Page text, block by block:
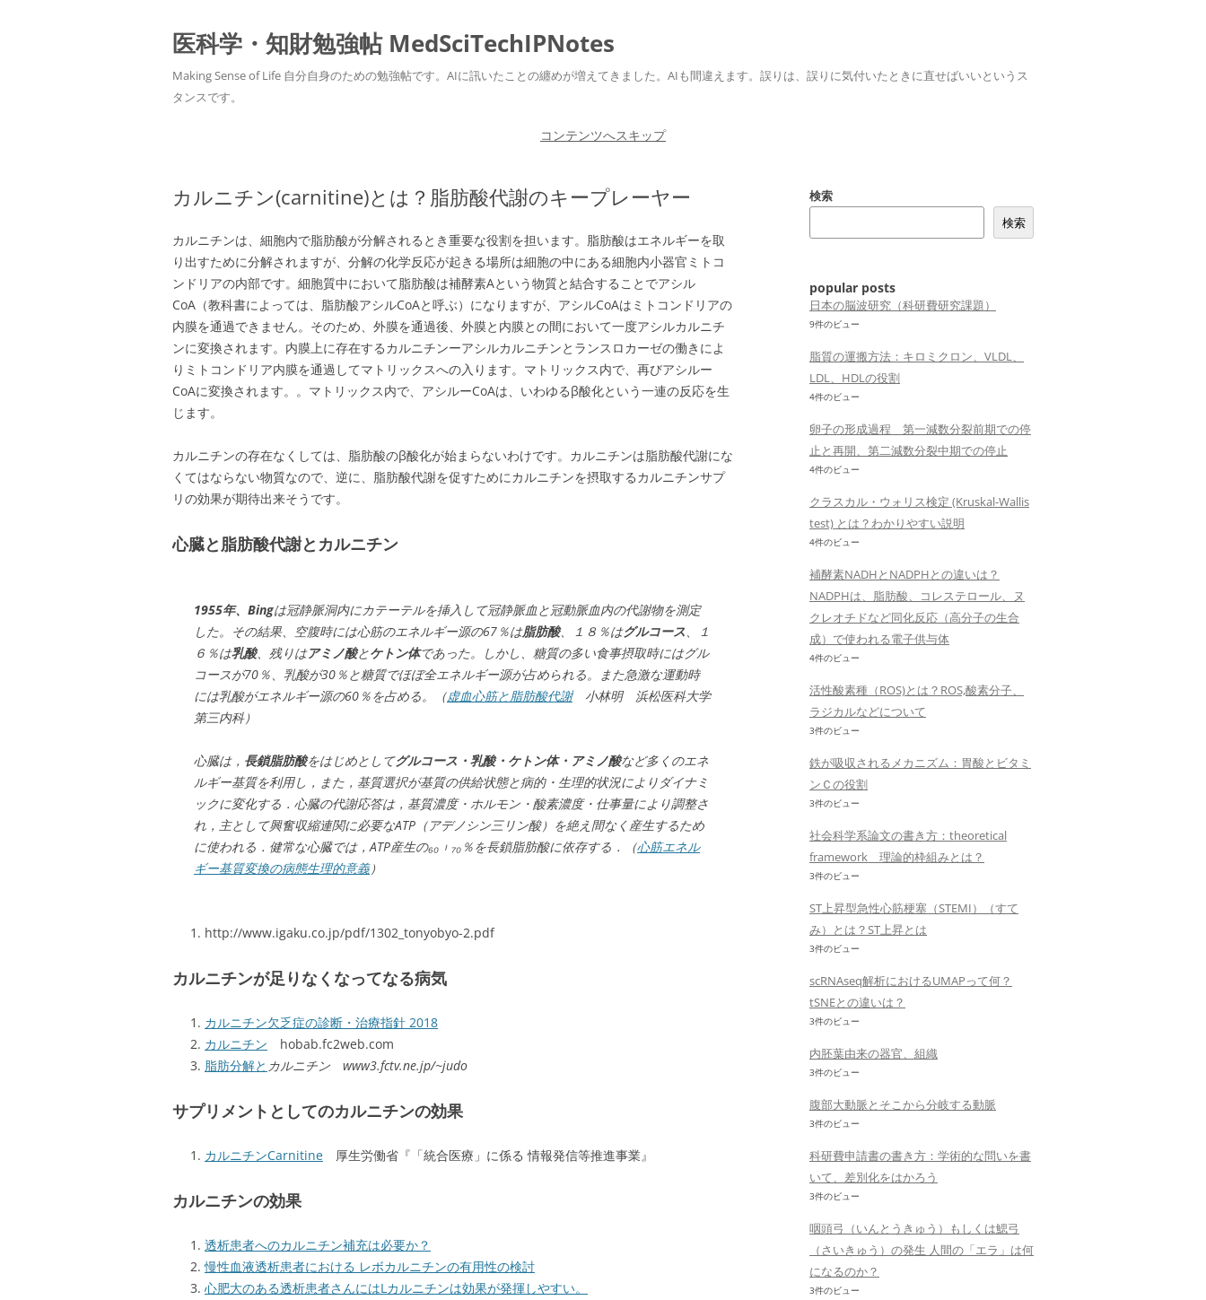
医科学・知財勉強帖 MedSciTechIPNotes
Making Sense of Life 自分自身のための勉強帖です。AIに訊いたことの纏めが増えてきました。AIも間違えます。誤りは、誤りに気付いたときに直せばいいというス
タンスです。
コンテンツへスキップ
カルニチン(carnitine)とは？脂肪酸代謝のキープレーヤー
カルニチンは、細胞内で脂肪酸が分解されるとき重要な役割を担います。脂肪酸はエネルギーを取
り出すために分解されますが、分解の化学反応が起きる場所は細胞の中にある細胞内小器官ミトコ
ンドリアの内部です。細胞質中において脂肪酸は補酵素Aという物質と結合することでアシル
CoA（教科書によっては、脂肪酸アシルCoAと呼ぶ）になりますが、アシルCoAはミトコンドリアの
内膜を通過できません。そのため、外膜を通過後、外膜と内膜との間において一度アシルカルニチ
ンに変換されます。内膜上に存在するカルニチンーアシルカルニチンとランスロカーゼの働きによ
りミトコンドリア内膜を通過してマトリックスへの入ります。マトリックス内で、再びアシルー
CoAに変換されます。。マトリックス内で、アシルーCoAは、いわゆるβ酸化という一連の反応を生
じます。
カルニチンの存在なくしては、脂肪酸のβ酸化が始まらないわけです。カルニチンは脂肪酸代謝にな
くてはならない物質なので、逆に、脂肪酸代謝を促すためにカルニチンを摂取するカルニチンサプ
リの効果が期待出来そうです。
心臓と脂肪酸代謝とカルニチン
1955年、Bingは冠静脈洞内にカテーテルを挿入して冠静脈血と冠動脈血内の代謝物を測定
した。その結果、空腹時には心筋のエネルギー源の67％は脂肪酸、１８％はグルコース、１
６％は乳酸、残りはアミノ酸とケトン体であった。しかし、糖質の多い食事摂取時にはグル
コースが70％、乳酸が30％と糖質でほぼ全エネルギー源が占められる。また急激な運動時
には乳酸がエネルギー源の60％を占める。（虚血心筋と脂肪酸代謝小林明 浜松医科大学
第三内科）
心臓は， 長鎖脂肪酸をはじめとしてグルコース・乳酸・ケトン体・アミノ酸など多くのエネ
ルギー基質を利用し，また，基質選択が基質の供給状態と病的・生理的状況によりダイナミ
ックに変化する．心臓の代謝応答は，基質濃度・ホルモン・酸素濃度・仕事量により調整さ
れ，主として興奮収縮連関に必要なATP（アデノシン三リン酸）を絶え間なく産生するため
に使われる．健常な心臓では，ATP産生の₆₀︲₇₀％を長鎖脂肪酸に依存する．（心筋エネル
ギー基質変換の病態生理的意義）
http://www.igaku.co.jp/pdf/1302_tonyobyo-2.pdf
カルニチンが足りなくなってなる病気
カルニチン欠乏症の診断・治療指針 2018
カルニチン hobab.fc2web.com
脂肪分解と カルニチン www3.fctv.ne.jp/~judo
サプリメントとしてのカルニチンの効果
カルニチンCarnitine 厚生労働省『「統合医療」に係る 情報発信等推進事業』
カルニチンの効果
透析患者へのカルニチン補充は必要か？
慢性血液透析患者における レボカルニチンの有用性の検討
心肥大のある透析患者さんにはLカルニチンは効果が発揮しやすい。
検索
検索
popular posts
日本の脳波研究（科研費研究課題）
9件のビュー
脂質の運搬方法：キロミクロン、VLDL、
LDL、HDLの役割
4件のビュー
卵子の形成過程 第一減数分裂前期での停
止と再開、第二減数分裂中期での停止
4件のビュー
クラスカル・ウォリス検定 (Kruskal-Wallis
test) とは？わかりやすい説明
4件のビュー
補酵素NADHとNADPHとの違いは？
NADPHは、脂肪酸、コレステロール、ヌ
クレオチドなど同化反応（高分子の生合
成）で使われる電子供与体
4件のビュー
活性酸素種（ROS)とは？ROS,酸素分子、
ラジカルなどについて
3件のビュー
鉄が吸収されるメカニズム：胃酸とビタミ
ンＣの役割
3件のビュー
社会科学系論文の書き方：theoretical
framework 理論的枠組みとは？
3件のビュー
ST上昇型急性心筋梗塞（STEMI）（すて
み）とは？ST上昇とは
3件のビュー
scRNAseq解析におけるUMAPって何？
tSNEとの違いは？
3件のビュー
内胚葉由来の器官、組織
3件のビュー
腹部大動脈とそこから分岐する動脈
3件のビュー
科研費申請書の書き方：学術的な問いを書
いて、差別化をはかろう
3件のビュー
咽頭弓（いんとうきゅう）もしくは鰓弓
（さいきゅう）の発生 人間の「エラ」は何
になるのか？
3件のビュー